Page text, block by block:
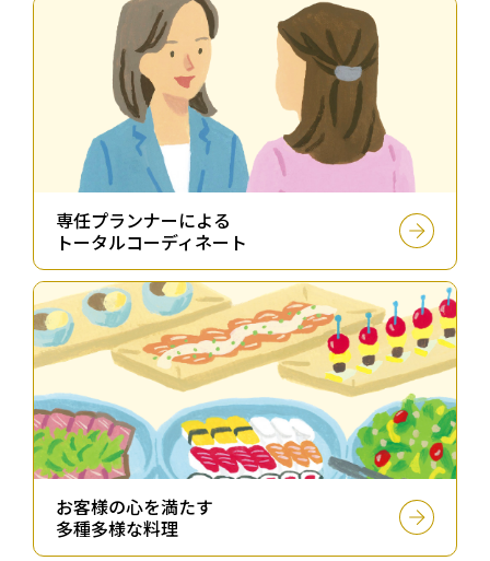
専任プランナーによる
トータルコーディネート
お客様の⼼を満たす
多種多様な料理